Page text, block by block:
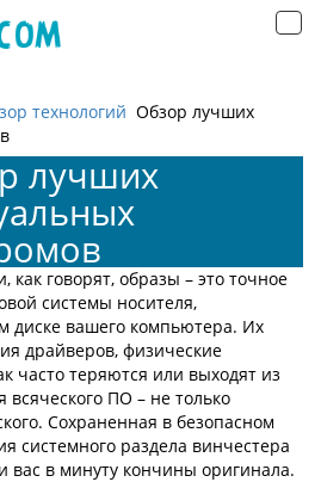
технологий Обзор лучших
лучших
как говорят, образы – это точное
системы носителя,
диске вашего компьютера. Их
драйверов, физические
часто теряются или выходят из
всяческого ПО – не только
Сохраненная в безопасном
системного раздела винчестера
вас в минуту кончины оригинала.